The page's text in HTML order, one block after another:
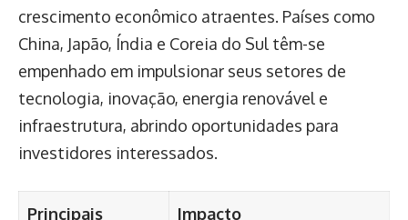
crescimento econômico atraentes. Países como
China, Japão, Índia e Coreia do Sul têm-se
empenhado em impulsionar seus setores de
tecnologia, inovação, energia renovável e
infraestrutura, abrindo oportunidades para
investidores interessados.
Principais Impacto